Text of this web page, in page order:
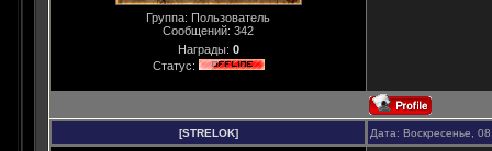
Группа: Пользователь
Сообщений: 342
Награды: 0
Статус:
[STRELOK] Дата: Воскресенье,